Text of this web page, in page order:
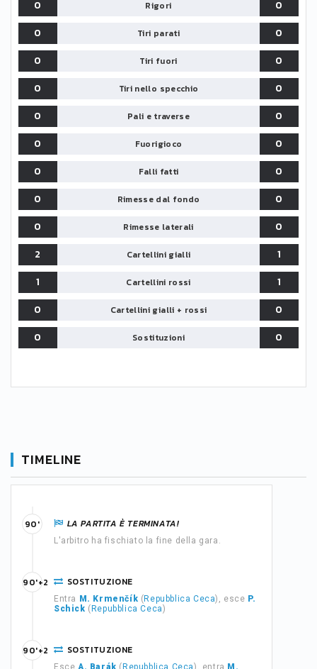
0 Rigori
0
0
Tiri parati
0
0
Tiri fuori
0
0
Tiri nello specchio
0
0
Pali e traverse
0
0
Fuorigioco
0
0
Falli fatti
0
0
Rimesse dal fondo
0
0
Rimesse laterali
0
2
Cartellini gialli
1
1
Cartellini rossi
1
0
Cartellini gialli + rossi
0
0
Sostituzioni 0
TIMELINE
LA PARTITA È TERMINATA!
L'arbitro ha fischiato la fine della gara.
90'
SOSTITUZIONE
Entra M. Krmenčík ( Repubblica Ceca), esce P.
Schick ( Repubblica Ceca)
90'+2
SOSTITUZIONE
Esce A. Barák ( Repubblica Ceca), entra M.
90'+2